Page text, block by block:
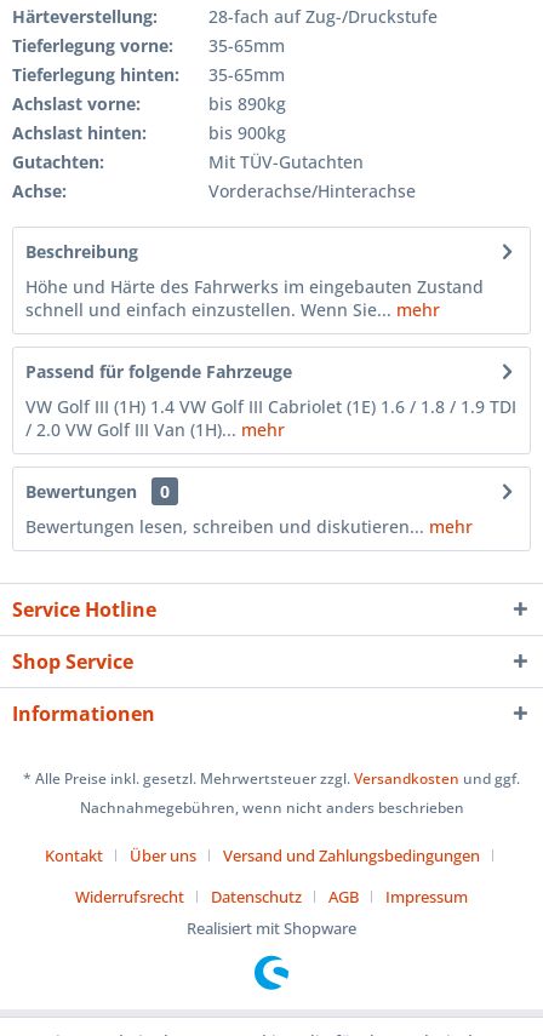
Härteverstellung:
28-fach auf Zug-/Druckstufe
Tieferlegung vorne:
35-65mm
Tieferlegung hinten:
35-65mm
Achslast vorne:
bis 890kg
Achslast hinten:
bis 900kg
Gutachten:
Mit TÜV-Gutachten
Achse:
Vorderachse/Hinterachse
Beschreibung
Höhe und Härte des Fahrwerks im eingebauten Zustand
schnell und einfach einzustellen. Wenn Sie... mehr
Passend für folgende Fahrzeuge
VW Golf III (1H) 1.4 VW Golf III Cabriolet (1E) 1.6 / 1.8 / 1.9 TDI
/ 2.0 VW Golf III Van (1H)... mehr
Bewertungen
0
Bewertungen lesen, schreiben und diskutieren... mehr
Service Hotline
Shop Service
Informationen
* Alle Preise inkl. gesetzl. Mehrwertsteuer zzgl.Versandkosten und ggf.
Nachnahmegebühren, wenn nicht anders beschrieben
Kontakt Über uns
Versand und Zahlungsbedingungen
Widerrufsrecht
Datenschutz AGB
Impressum
Realisiert mit Shopware